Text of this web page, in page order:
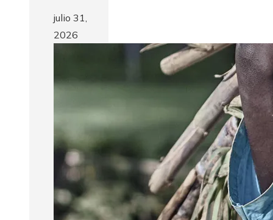
julio 31,
2026